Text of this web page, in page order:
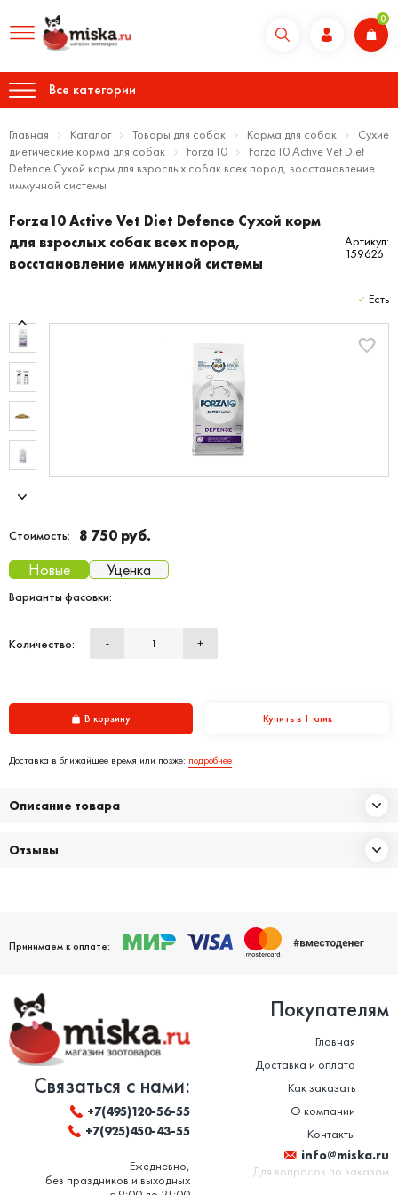
0
Все категории
Главная Каталог Товары для собак Корма для собак
Сухие
диетические корма для собак
Forza10
Forza10 Active Vet Diet
Defence Сухой корм для взрослых собак всех пород, восстановление
иммунной системы
Forza10 Active Vet Diet Defence Сухой корм
для взрослых собак всех пород,
восстановление иммунной системы
Артикул:
159626
Есть
Стоимость: 8 750 руб.
Новые Уценка
Варианты фасовки:
Количество: - +
В корзину Купить в 1 клик
Доставка в ближайшее время или позже: подробнее
Описание товара
Отзывы
Принимаем к оплате:
Связаться с нами:
+7(495)120-56-55
+7(925)450-43-55
Ежедневно,
без праздников и выходных
Покупателям
Главная
Доставка и оплата
Как заказать
О компании
Контакты
info@miska.ru
Для вопросов по заказам